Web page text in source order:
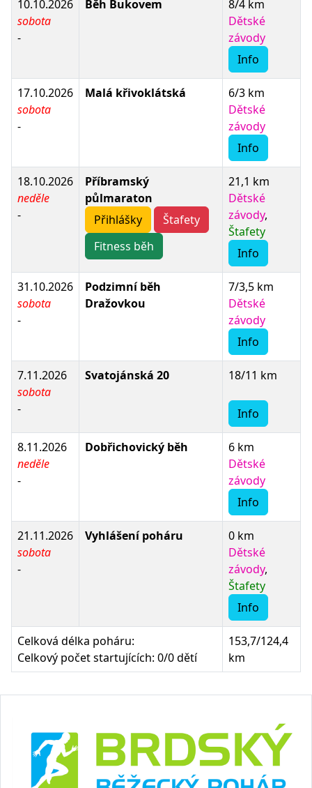
10.10.2026
sobota
-
Běh Bukovem
8/4 km
Dětské
závody
Info
17.10.2026
sobota
-
Malá křivoklátská
6/3 km
Dětské
závody
Info
18.10.2026
neděle
-
Příbramský
půlmaraton
Přihlášky
Štafety
Fitness běh
21,1 km
Dětské
závody,
Štafety
Info
31.10.2026
sobota
-
Podzimní běh
Dražovkou
7/3,5 km
Dětské
závody
Info
7.11.2026
sobota
-
Svatojánská 20 18/11 km
Info
8.11.2026
neděle
-
Dobřichovický běh
6 km
Dětské
závody
Info
21.11.2026
sobota
-
Vyhlášení poháru
0 km
Dětské
závody,
Štafety
Info
Celková délka poháru:
Celkový počet startujících: 0/0 dětí
153,7/124,4
km